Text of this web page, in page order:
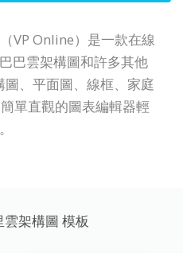
VP Online）是一款在線
巴雲架構圖和許多其他
、平面圖、線框、家庭
單直觀的圖表編輯器輕
架構圖 模板